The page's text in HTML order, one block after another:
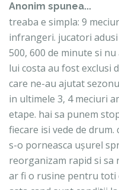
Anonim spunea...
treaba e simpla: 9
infrangeri. jucatori
500, 600 de minute si
lui costa au fost exclusi
care ne-au ajutat
in ultimele 3, 4 meciuri
etape. hai sa punem
fiecare isi vede de
s-o porneasca ușurel
reorganizam rapid si sa
ar fi o rusine pentru toti